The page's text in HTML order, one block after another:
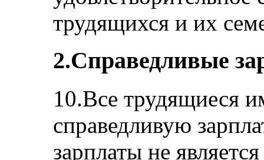
трудящихся и их
2.Справедливые
10.Все трудящиеся
справедливую
зарплаты не